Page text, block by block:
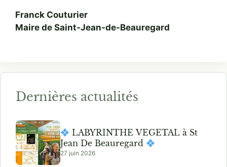
Franck Couturier
Maire de Saint-Jean-de-Beauregard
Dernières actualités
LABYRINTHE VEGETAL à St
Jean De Beauregard
27 juin 2026